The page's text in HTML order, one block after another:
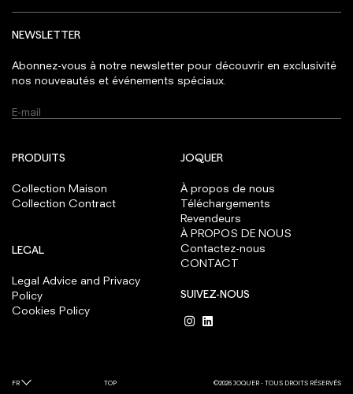
NEWSLETTER
Abonnez-vous à notre newsletter pour découvrir en exclusivité
nos nouveautés et événements spéciaux.
JOQUER
À propos de nous
Téléchargements
Revendeurs
À PROPOS DE NOUS
Contactez-nous
CONTACT
SUIVEZ-NOUS
PRODUITS
Collection Maison
Collection Contract
LEGAL
Legal Advice and Privacy
Policy
Cookies Policy
FR TOP ©2026 JOQUER - TOUS DROITS RÉSERVÉS